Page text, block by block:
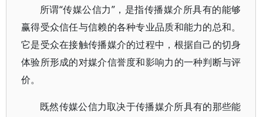
所谓“传媒公信力”，是指传播媒介所具有的能够
赢得受众信任与信赖的各种专业品质和能力的总和。
它是受众在接触传播媒介的过程中，根据自己的切身
体验所形成的对媒介信誉度和影响力的一种判断与评
价。
既然传媒公信力取决于传播媒介所具有的那些能